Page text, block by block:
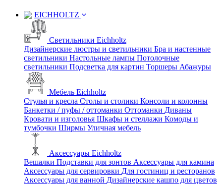
EICHHOLTZ
Светильники Eichholtz
Дизайнерские люстры и светильники Бра и настенные
светильники Настольные лампы Потолочные
светильники Подсветка для картин Торшеры Абажуры
Мебель Eichholtz
Стулья и кресла Столы и столики Консоли и колонны
Банкетки / пуфы / оттоманки Оттоманки Диваны
Кровати и изголовья Шкафы и стеллажи Комоды и
тумбочки Ширмы Уличная мебель
Аксессуары Eichholtz
Вешалки Подставки для зонтов Аксессуары для камина
Аксессуары для сервировки Для гостиниц и ресторанов
Аксессуары для ванной Дизайнерские кашпо для цветов